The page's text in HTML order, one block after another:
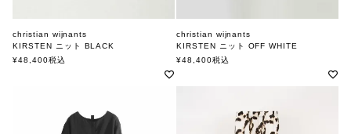
christian wijnants
KIRSTEN ニット BLACK
クリスチャンワイナンツ
¥48,400税込
christian wijnants
KIRSTEN ニット OFF WHITE
クリスチャンワイナンツ
¥48,400税込